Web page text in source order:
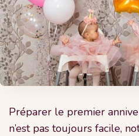
Préparer le premier
n’est pas toujours facile,